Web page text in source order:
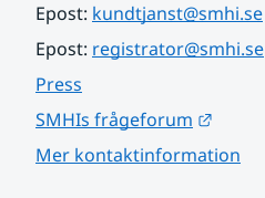
Epost: kundtjanst@smhi.se
Epost: registrator@smhi.se
Press
SMHIs frågeforum
Mer kontaktinformation